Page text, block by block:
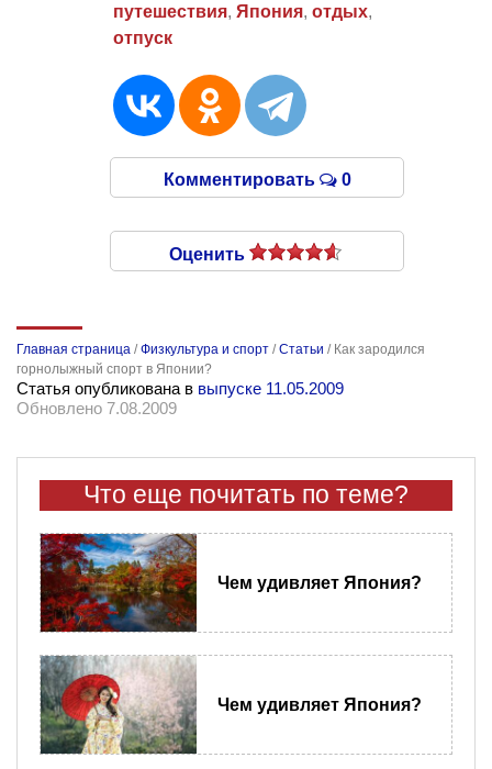
путешествия, Япония, отдых,
отпуск
Комментировать 0
Оценить
Главная страница /Физкультура и спорт /Статьи / Как зародился
горнолыжный спорт в Японии?
Статья опубликована в выпуске 11.05.2009
Обновлено 7.08.2009
Что еще почитать по теме?
Чем удивляет Япония?
Чем удивляет Япония?